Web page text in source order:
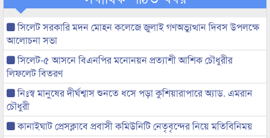
সিলেট সরকারি মদন মোহন কলেজে জুলাই গণঅভ্যুত্থান দিবস উপলক্ষে
আলোচনা সভা
সিলেট-৫ আসনে বিএনপির মনোনয়ন প্রত্যাশী আশিক চৌধুরীর
লিফলেট বিতরণ
নিঃস্ব মানুষের দীর্ঘশ্বাস শুনতে ধসে পড়া কুশিয়ারাপারে অ্যাড. এমরান
চৌধুরী
কানাইঘাট প্রেসক্লাবে প্রবাসী কমিউনিটি নেতৃবৃন্দের নিয়ে মতিবিনিময়